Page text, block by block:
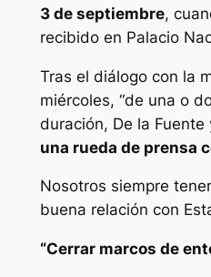
3 de septiembre,
recibido en Palacio
Tras el diálogo con la
miércoles, “de una o
duración, De la Fuente
una rueda de prensa
Nosotros siempre
buena relación con
“Cerrar marcos de